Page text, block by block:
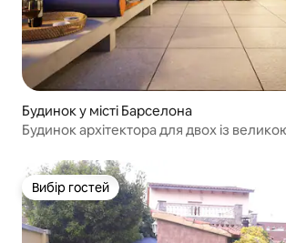
Будинок у місті Барселона
Будинок архітектора для двох із
Вибір гостей
Вибір гостей